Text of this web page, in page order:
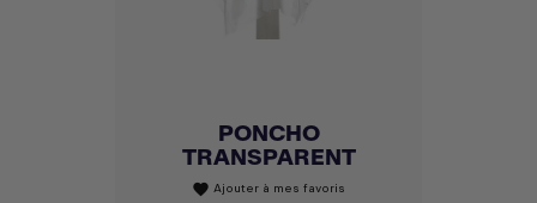
PONCHO
TRANSPARENT
favorite Ajouter à mes favoris